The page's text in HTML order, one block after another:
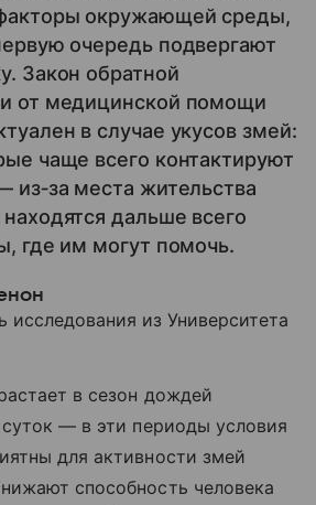
окружающей среды,
очередь подвергают
Закон обратной
от медицинской помощи
в случае укусов змей:
чаще всего контактируют
из‑за места жительства
дальше всего
где им могут помочь.
исследования из Университета
в сезон дождей
— в эти периоды условия
для активности змей
способность человека